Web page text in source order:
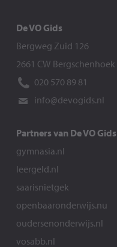
De VO Gids
Bergweg Zuid 126
2661 CW Bergschenhoek
020 570 89 81
info@devogids.nl
Partners van De VO Gids
gymnasia.nl
leergeld.nl
saarisnietgek
openbaaronderwijs.nu
oudersenonderwijs.nl
vosabb.nl